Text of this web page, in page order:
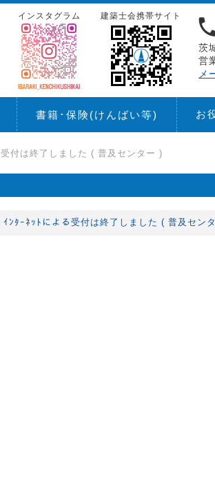
茨
営
メ
建築士会携帯サイト
インスタグラム
書籍･保険(けんばい等) お
付は終了しました ( 普及センター )
ｲﾝﾀｰﾈｯﾄによる受付は終了しました ( 普及セン